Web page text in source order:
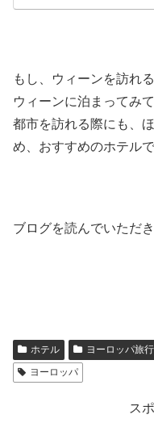
もし、ウィーンを訪れ
ウィーンに泊まってみ
都市を訪れる際にも、
め、おすすめのホテルで
ブログを読んでいただ
ホテル ヨーロッパ旅行
ヨーロッパ
ス